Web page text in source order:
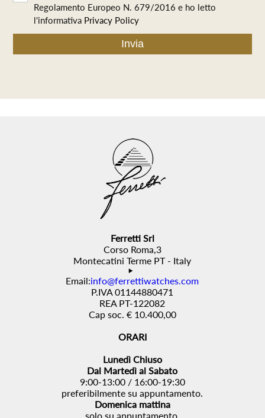
Regolamento Europeo N. 679/2016 e ho letto
l'informativa Privacy Policy
Ferretti Srl
Corso Roma,3
Montecatini Terme PT - Italy
Email:info@ferrettiwatches.com
P.IVA 01144880471
REA PT-122082
Cap soc. € 10.400,00
ORARI
Lunedì Chiuso
Dal Martedì al Sabato
9:00-13:00 / 16:00-19:30
preferibilmente su appuntamento.
Domenica mattina
solo su appuntamento.